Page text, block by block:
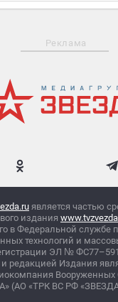
Реклама
является частью
издания
в Федеральной службе
технологий и
ЭЛ №
редакцией Издания
Вооруженных
(АО «ТРК ВС РФ